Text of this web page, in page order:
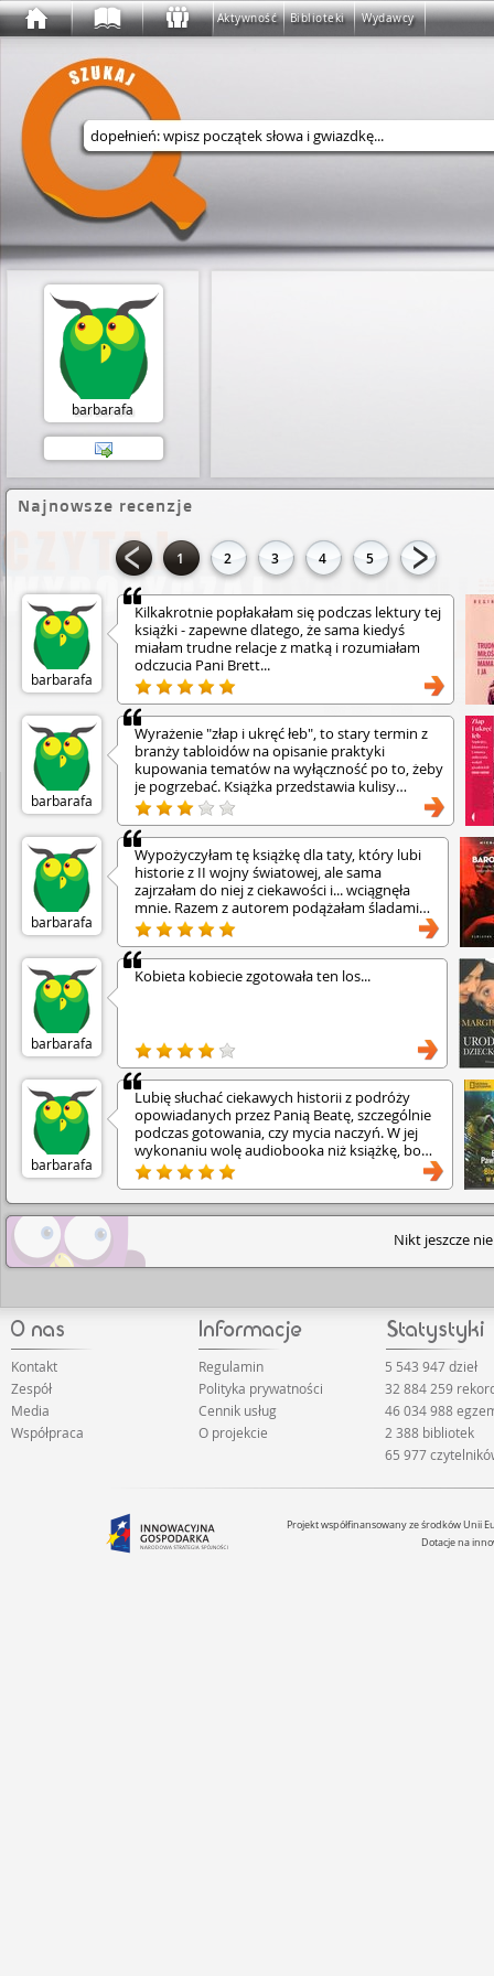
Aktywność Biblioteki Wydawcy
Wyszukaj w serwisie
barbarafa
Najnowsze recenzje
1 2 3 4 5
barbarafa
Kilkakrotnie popłakałam się podczas lektury tej
książki - zapewne dlatego, że sama kiedyś
miałam trudne relacje z matką i rozumiałam
odczucia Pani Brett...
barbarafa
Wyrażenie "złap i ukręć łeb", to stary termin z
branży tabloidów na opisanie praktyki
kupowania tematów na wyłączność po to, żeby
je pogrzebać. Książka przedstawia kulisy
wyciągania prawdy na światło dzienne.
barbarafa
Wypożyczyłam tę książkę dla taty, który lubi
historie z II wojny światowej, ale sama
zajrzałam do niej z ciekawości i... wciągnęła
mnie. Razem z autorem podążałam śladami
młodej kobiety, która w sierpniu '44 "przelazła
przez barykadę, szła z pejczem w dłoni". Od tej
wzmianki we wspomnieniach pewnego
powstańca autor zaczął tropić Wandę. Też
barbarafa
Kobieta kobiecie zgotowała ten los...
barbarafa
Lubię słuchać ciekawych historii z podróży
opowiadanych przez Panią Beatę, szczególnie
podczas gotowania, czy mycia naczyń. W jej
wykonaniu wolę audiobooka niż książkę, bo
ma bardzo kojący głos.
Nikt jeszcze
Kontakt
Zespół
Media
Współpraca
Regulamin
Polityka prywatności
Cennik usług
O projekcie
5 543 947 dzieł
32 884 259
46 034 988
2 388 bibliotek
65 977
Projekt współfinansowany ze środków Unii
Dotacje na